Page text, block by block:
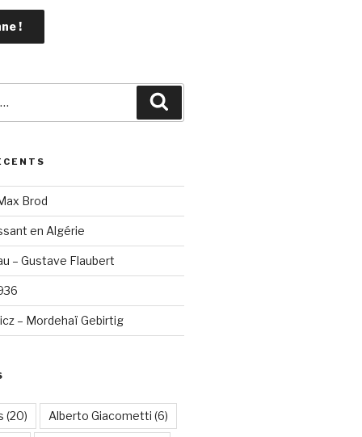
Brod
en Algérie
– Gustave Flaubert
– Mordehaï Gebirtig
(20) Alberto Giacometti (6)